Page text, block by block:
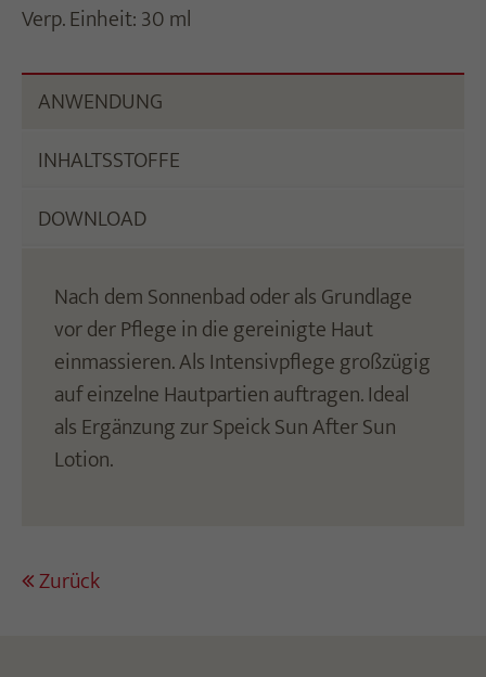
Verp. Einheit: 30 ml
ANWENDUNG
INHALTSSTOFFE
DOWNLOAD
Nach dem Sonnenbad oder als Grundlage
vor der Pflege in die gereinigte Haut
einmassieren. Als Intensivpflege großzügig
auf einzelne Hautpartien auftragen. Ideal
als Ergänzung zur Speick Sun After Sun
Lotion.
Zurück